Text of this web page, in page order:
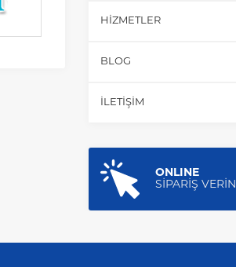
HIZMETLER
BLOG
İLETIŞIM
ONLINE
SİPARİŞ VERİN